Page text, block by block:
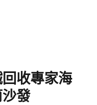
收專家海
發